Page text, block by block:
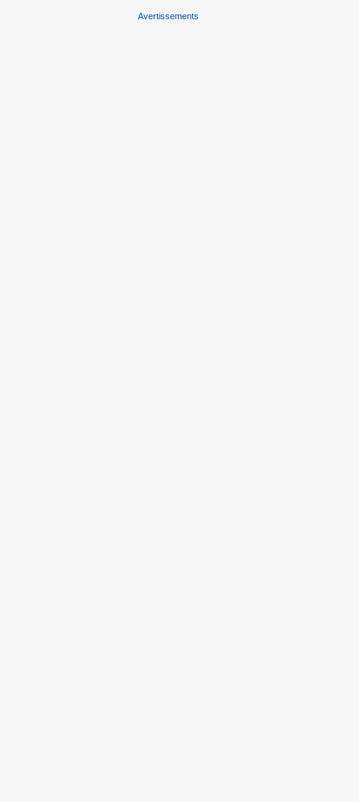
Avertissements